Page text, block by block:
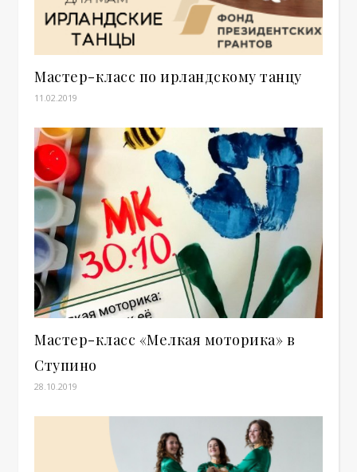
Мастер-класс по ирландскому танцу
11.02.2019
Мастер-класс «Мелкая моторика» в
Ступино
28.10.2019